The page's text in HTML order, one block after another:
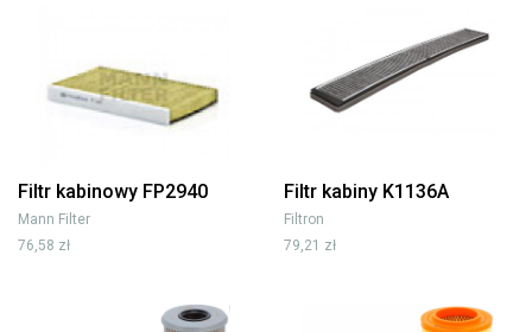
Filtr kabinowy FP2940
Mann Filter
76,58 zł
Filtr kabiny K1136A
Filtron
79,21 zł